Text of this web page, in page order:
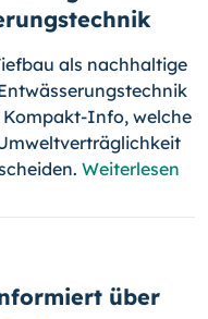
als nachhaltige
Kompakt-Info, welche
Weiterlesen
über